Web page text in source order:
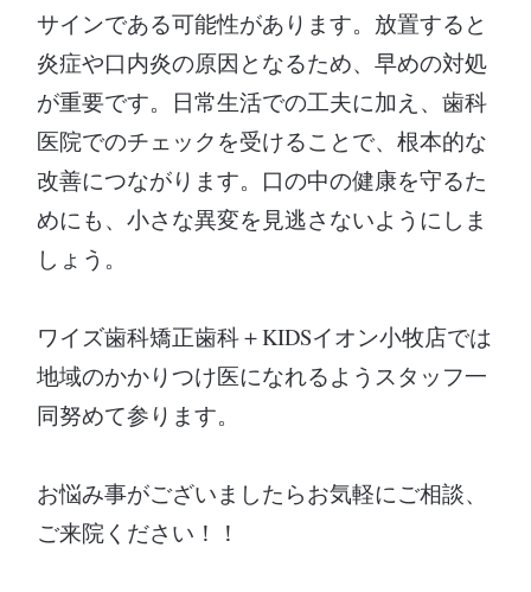
サインである可能性があります。放置すると
炎症や口内炎の原因となるため、早めの対処
が重要です。日常生活での工夫に加え、歯科
医院でのチェックを受けることで、根本的な
改善につながります。口の中の健康を守るた
めにも、小さな異変を見逃さないようにしま
しょう。
ワイズ歯科矯正歯科＋KIDSイオン小牧店では
地域のかかりつけ医になれるようスタッフ一
同努めて参ります。
お悩み事がございましたらお気軽にご相談、
ご来院ください！！